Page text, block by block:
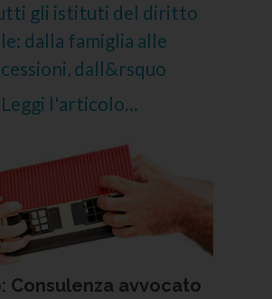
gli istituti del diritto
dalla famiglia alle
dall&rsquo
Leggi l'articolo...
Consulenza avvocato